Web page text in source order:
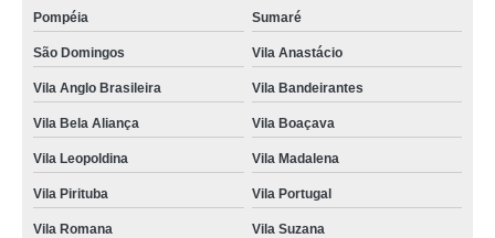
Pompéia Sumaré
São Domingos Vila Anastácio
Vila Anglo Brasileira Vila Bandeirantes
Vila Bela Aliança Vila Boaçava
Vila Leopoldina Vila Madalena
Vila Pirituba Vila Portugal
Vila Romana Vila Suzana